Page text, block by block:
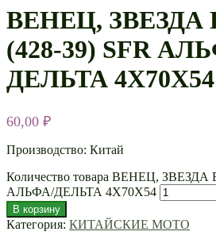
ВЕНЕЦ,
(428-39) SFR
ДЕЛЬТА 4Х70Х54
60,00 ₽
Производство: Китай
Количество товара ВЕНЕЦ,
АЛЬФА/ДЕЛЬТА 4Х70Х54
В корзину
Категория: КИТАЙСКИЕ МОТО